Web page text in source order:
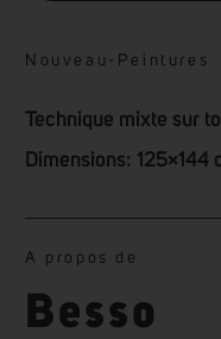
Nouveau - Peintures
Technique mixte sur
Dimensions:
A propos de
Besso